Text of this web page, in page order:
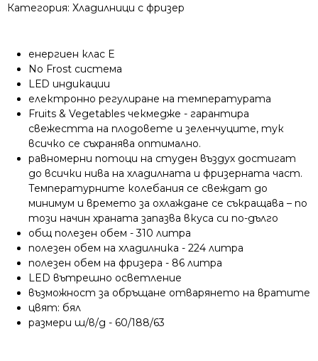
Категория: Хладилници с фризер
енергиен клас E
No Frost система
LЕD индикации
електронно регулиране на температурата
Fruits & Vegetables чекмедже - гарантира
свежестта на плодовете и зеленчуците, тук
всичко се съхранява оптимално.
равномерни потоци на студен въздух достигат
до всички нива на хладилната и фризерната част.
Температурните колебания се свеждат до
минимум и времето за охлаждане се съкращава – по
този начин храната запазва вкуса си по-дълго
общ полезен обем - 310 литра
полезен обем на хладилника - 224 литра
полезен обем на фризера - 86 литра
LED вътрешно осветление
възможност за обръщане отварянето на вратите
цвят: бял
размери ш/в/д - 60/188/63